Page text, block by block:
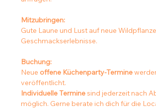
Mitzubringen:
Gute Laune und Lust auf neue
Geschmackserlebnisse.
Buchung:
Neue offene Küchenparty-Termine
veröffentlicht.
Individuelle Termine sind jederzeit nach
möglich. Gerne berate ich dich für die